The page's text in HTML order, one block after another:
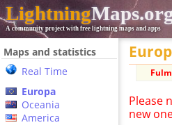
Lightning
A community project with free lightning maps and apps
Maps and statistics
Real Time
Europa
Oceania
America
Please
new